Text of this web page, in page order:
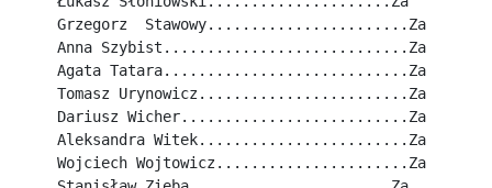
Grzegorz  Stawowy.......................Za
Anna Szybist............................Za
Agata Tatara............................Za
Tomasz Urynowicz........................Za
Dariusz Wicher..........................Za
Aleksandra Witek........................Za
Wojciech Wojtowicz......................Za